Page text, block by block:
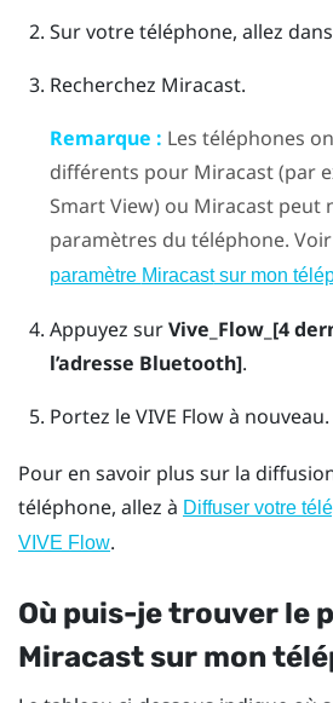
Sur votre téléphone, allez
Recherchez Miracast.
Remarque : Les téléphones
différents pour Miracast(par
Smart View) ou Miracastpeut
paramètres du téléphone. Voir
paramètre Miracastsur mon
Appuyez surVive_Flow_[4
l’adresse Bluetooth].
Portez leVIVE Flowà nouveau.
Pour en savoir plus sur la
téléphone, allez à Diffuser votre
VIVE Flow.
Où puis-je trouver le
Miracastsur mon